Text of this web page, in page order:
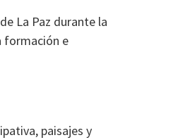
La Paz durante la
formación e
paisajes y